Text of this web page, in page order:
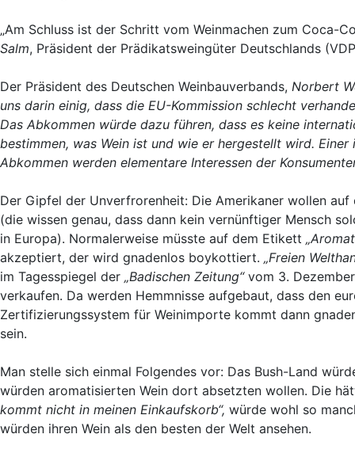
„Am Schluss ist der Schritt vom Weinmachen zum Coca-
Salm, Präsident der Prädikatsweingüter Deutschlands
Der Präsident des Deutschen Weinbauverbands, Norbert
uns darin einig, dass die EU-Kommission schlecht
Das Abkommen würde dazu führen, dass es keine
bestimmen, was Wein ist und wie er hergestellt wird.
Abkommen werden elementare Interessen der
Der Gipfel der Unverfrorenheit: Die Amerikaner wollen
(die wissen genau, dass dann kein vernünftiger Mensch
in Europa). Normalerweise müsste auf dem Etikett
akzeptiert, der wird gnadenlos boykottiert. „Freien
im Tagesspiegel der „Badischen Zeitung“vom 3.
verkaufen. Da werden Hemmnisse aufgebaut, dass den
Zertifizierungssystem für Weinimporte kommt dann
sein.
Man stelle sich einmal Folgendes vor: Das Bush-Land
würden aromatisierten Wein dort absetzten wollen. Die
kommt nicht in meinen Einkaufskorb“, würde wohl so
würden ihren Wein als den besten der Welt ansehen.